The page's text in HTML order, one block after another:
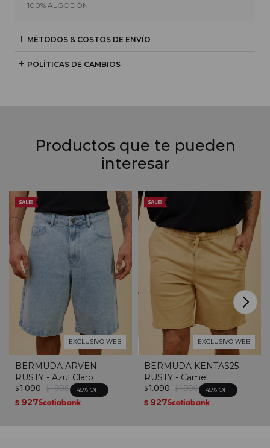
100% ALGODÓN
MÉTODOS & COSTOS DE ENVÍO
POLÍTICAS DE CAMBIOS
Productos que te pueden
interesar
EXCLUSIVO WEB
BERMUDA ARVEN
RUSTY - Azul Claro
$ 1.090 $ 1.990 45
$ 927
EXCLUSIVO WEB
BERMUDA KENTAS25
RUSTY - Camel
$ 1.090 $ 1.990 45
$ 927